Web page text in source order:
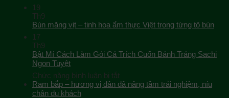
19
Th9
Bún măng vịt – tinh hoa ẩm thực Việt trong từng tô bún
17
Th9
Bật Mí Cách Làm Gỏi Cá Trích Cuốn Bánh Tráng Sachi
Ngon Tuyệt
Chức năng bình luận bị tắtở
Bật
Ram bắp – hương vị dân dã nâng tầm trải nghiệm, níu
chân du khách